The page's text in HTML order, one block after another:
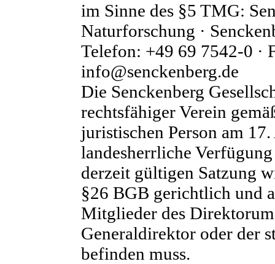
im Sinne des §5 TMG:
Naturforschung ·
Telefon: +49 69 7542-0 ·
info@senckenberg.de
Die Senckenberg
rechtsfähiger Verein
juristischen Person am
landesherrliche
derzeit gültigen Satzung
§26 BGB gerichtlich und
Mitglieder des
Generaldirektor oder der
befinden muss.